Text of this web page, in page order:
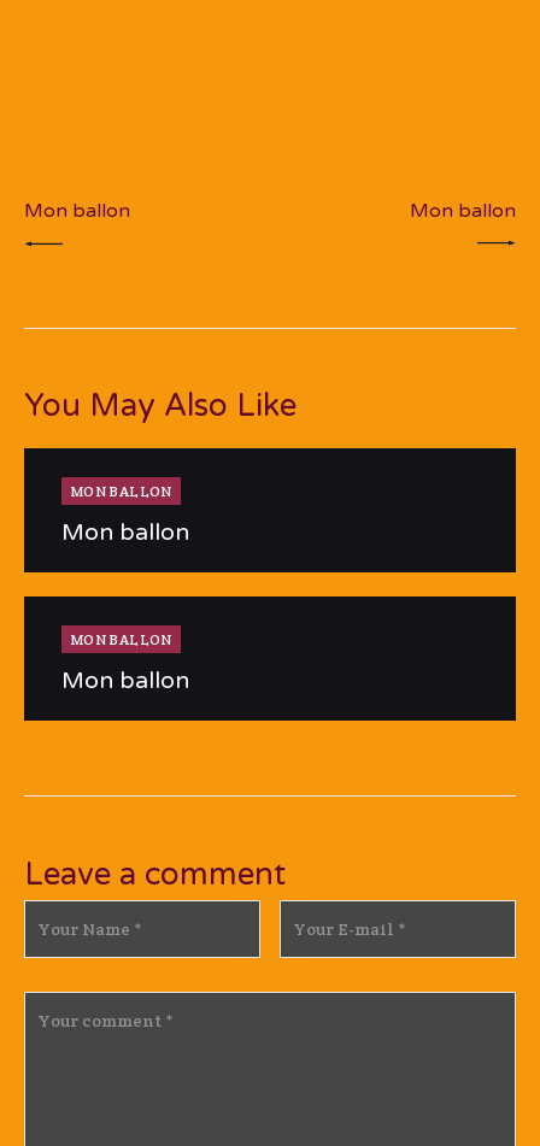
Mon ballon Mon ballon
You May Also Like
MON BALLON
Mon ballon
MON BALLON
Mon ballon
Leave a comment